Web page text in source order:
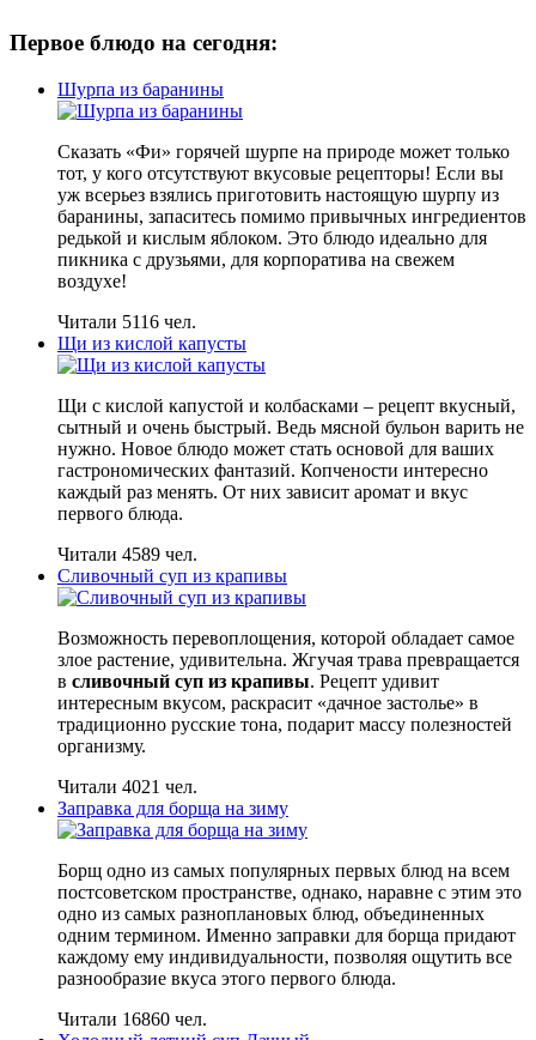
Первое блюдо на сегодня:
Шурпа из баранины
Сказать «Фи» горячей шурпе на природе может только
тот, у кого отсутствуют вкусовые рецепторы! Если вы
уж всерьез взялись приготовить настоящую шурпу из
баранины, запаситесь помимо привычных ингредиентов
редькой и кислым яблоком. Это блюдо идеально для
пикника с друзьями, для корпоратива на свежем
воздухе!
Читали 5116 чел.
Щи из кислой капусты
Щи с кислой капустой и колбасками – рецепт вкусный,
сытный и очень быстрый. Ведь мясной бульон варить не
нужно. Новое блюдо может стать основой для ваших
гастрономических фантазий. Копчености интересно
каждый раз менять. От них зависит аромат и вкус
первого блюда.
Читали 4589 чел.
Сливочный суп из крапивы
Возможность перевоплощения, которой обладает самое
злое растение, удивительна. Жгучая трава превращается
в сливочный суп из крапивы. Рецепт удивит
интересным вкусом, раскрасит «дачное застолье» в
традиционно русские тона, подарит массу полезностей
организму.
Читали 4021 чел.
Заправка для борща на зиму
Борщ одно из самых популярных первых блюд на всем
постсоветском пространстве, однако, наравне с этим это
одно из самых разноплановых блюд, объединенных
одним термином. Именно заправки для борща придают
каждому ему индивидуальности, позволяя ощутить все
разнообразие вкуса этого первого блюда.
Читали 16860 чел.